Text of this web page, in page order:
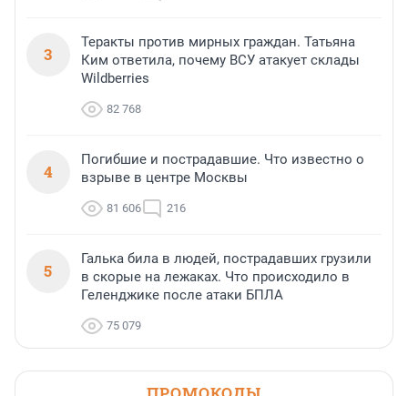
3
Теракты против мирных граждан. Татьяна
Ким ответила, почему ВСУ атакует склады
Wildberries
82 768
4
Погибшие и пострадавшие. Что известно о
взрыве в центре Москвы
81 606 216
5
Галька била в людей, пострадавших грузили
в скорые на лежаках. Что происходило в
Геленджике после атаки БПЛА
75 079